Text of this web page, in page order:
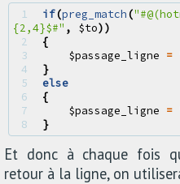
1 if(preg_match(
{2,4}$#" , $to))
2
{
3
$passage_ligne =
4
}
5
else
6
{
7
$passage_ligne =
8
}
Et donc à chaque fois
retour à la ligne, on